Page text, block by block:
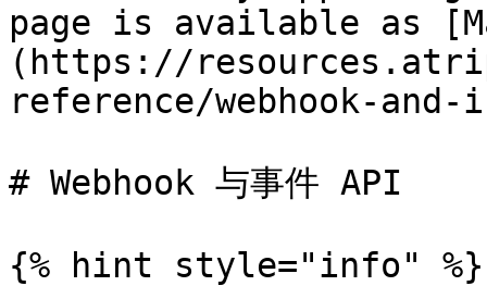
page is available as
(https://
reference/webhook-
# Webhook 与事件 API
{% hint style="info" %}